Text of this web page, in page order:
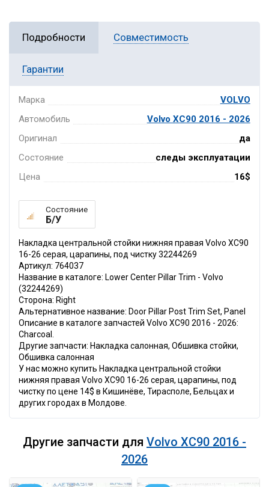
Подробности Совместимость
Гарантии
Марка
VOLVO
Автомобиль
Volvo XC90 2016 - 2026
Оригинал
да
Состояние
следы эксплуатации
Цена
16$
Состояние
Б/У
Накладка центральной стойки нижняя правая Volvo XC90
16-26 серая, царапины, под чистку 32244269
Артикул: 764037
Название в каталоге: Lower Center Pillar Trim - Volvo
(32244269)
Сторона: Right
Альтернативное название: Door Pillar Post Trim Set, Panel
Описание в каталоге запчастей Volvo XC90 2016 - 2026:
Charcoal.
Другие запчасти: Накладка салонная, Обшивка стойки,
Обшивка салонная
У нас можно купить Накладка центральной стойки
нижняя правая Volvo XC90 16-26 серая, царапины, под
чистку по цене 14$ в Кишинёве, Тирасполе, Бельцах и
других городах в Молдове.
Другие запчасти для Volvo XC90 2016 -
2026